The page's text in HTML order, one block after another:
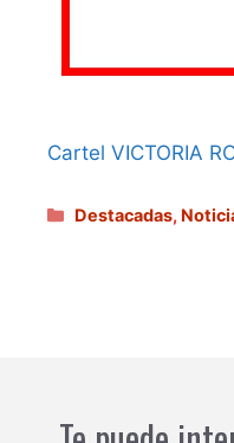
Cartel VICTORIA
Categorías
Destacadas,